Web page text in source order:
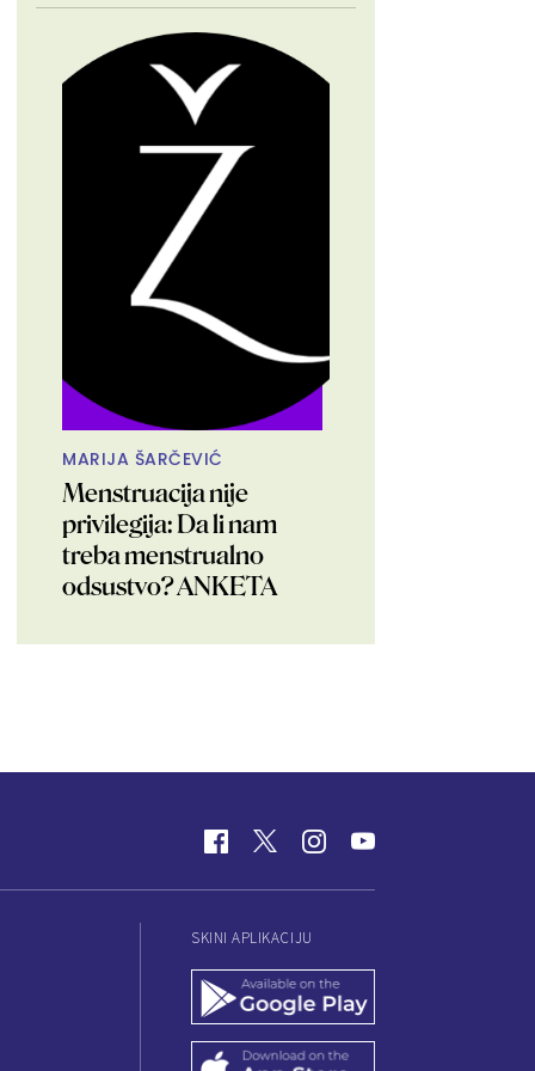
MARIJA ŠARČEVIĆ
Menstruacija nije
privilegija: Da li nam
treba menstrualno
odsustvo? ANKETA
SKINI APLIKACIJU